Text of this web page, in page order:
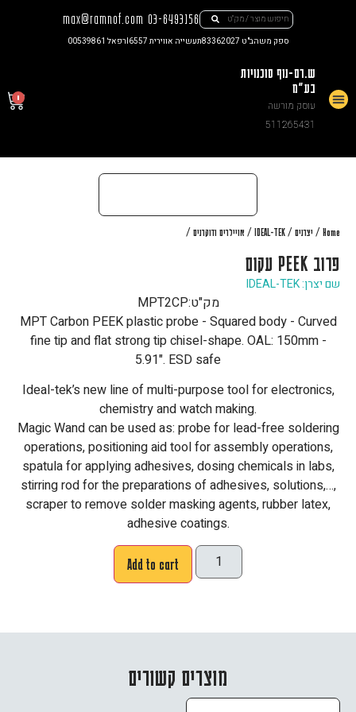
03-6493156
max@ramnof.com
ספק משהב"ט 83362027 תעשייה אווירית I6557 רפאל 00539861
ש.רם-נוף סוכנויות
בע"מ
עוסק מורשה
511265431
0
Home
/ יצרנים /
IDEAL-TEK
/ אויילרים ודוקרנים /
פרוב PEEK עקום
שם יצרן: IDEAL-TEK
מק"ט:MPT2CP
MPT Carbon PEEK plastic probe - Squared body - Curved
fine tip and flat strong tip chisel-shape. OAL: 150mm -
5.91". ESD safe
Ideal-tek’s new line of multi-purpose tool for electronics,
chemistry and watch making.
Magic Wand can be used as: probe for lead-free soldering
operations, positioning aid tool for assembly operations,
spatula for applying adhesives, dosing chemicals in labs,
stirring rod for the preparations of adhesives, solutions,…,
scraper to remove solder masking agents, rubber latex,
adhesive coatings.
Add to cart
מוצרים קשורים